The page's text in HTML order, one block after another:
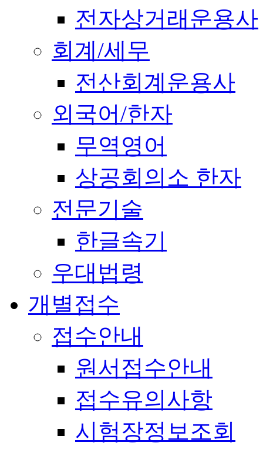
전자상거래운용사
회계/세무
전산회계운용사
외국어/한자
무역영어
상공회의소 한자
전문기술
한글속기
우대법령
개별접수
접수안내
원서접수안내
접수유의사항
시험장정보조회